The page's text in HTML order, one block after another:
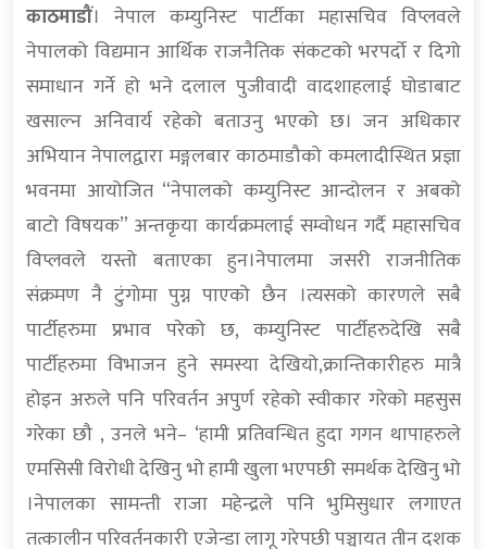
काठमाडौं। नेपाल कम्युनिस्ट पार्टीका महासचिव विप्लवले
नेपालको विद्यमान आर्थिक राजनैतिक संकटको भरपर्दो र दिगो
समाधान गर्ने हो भने दलाल पुजीवादी वादशाहलाई घोडाबाट
खसाल्न अनिवार्य रहेको बताउनु भएको छ। जन अधिकार
अभियान नेपालद्वारा मङ्गलबार काठमाडौको कमलादीस्थित प्रज्ञा
भवनमा आयोजित “नेपालको कम्युनिस्ट आन्दोलन र अबको
बाटो विषयक” अन्तकृया कार्यक्रमलाई सम्वोधन गर्दै महासचिव
विप्लवले यस्तो बताएका हुन।नेपालमा जसरी राजनीतिक
संक्रमण नै टुंगोमा पुग्न पाएको छैन ।त्यसको कारणले सबै
पार्टीहरुमा प्रभाव परेको छ, कम्युनिस्ट पार्टीहरुदेखि सबै
पार्टीहरुमा विभाजन हुने समस्या देखियो,क्रान्तिकारीहरु मात्रै
होइन अरुले पनि परिवर्तन अपुर्ण रहेको स्वीकार गरेको महसुस
गरेका छौ , उनले भने– ‘हामी प्रतिवन्धित हुदा गगन थापाहरुले
एमसिसी विरोधी देखिनु भो हामी खुला भएपछी समर्थक देखिनु भो
।नेपालका सामन्ती राजा महेन्द्रले पनि भुमिसुधार लगाएत
तत्कालीन परिवर्तनकारी एजेन्डा लागू गरेपछी पञ्चायत तीन दशक